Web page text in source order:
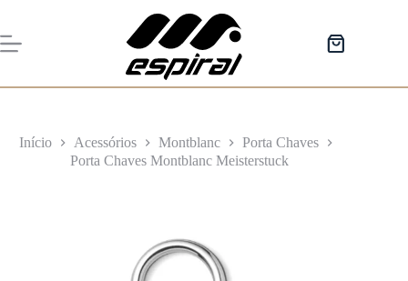
o
conteúdo
Carrinho
Início Acessórios Montblanc
Porta Chaves
Porta Chaves Montblanc Meisterstuck